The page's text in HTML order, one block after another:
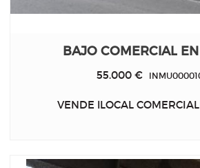
BAJO COMERCIAL
55.000 €
VENDE lLOCAL